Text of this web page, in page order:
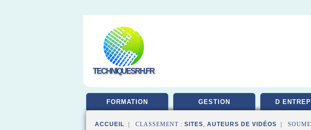
TECHNIQUESRH.FR
FORMATION GESTION D
ACCUEIL | CLASSEMENT : SITES, AUTEURS DE VIDÉOS |